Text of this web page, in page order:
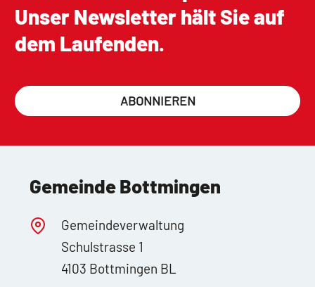
Unser Newsletter hält Sie auf
dem Laufenden.
ABONNIEREN
Gemeinde Bottmingen
Gemeindeverwaltung
Schulstrasse 1
4103 Bottmingen BL